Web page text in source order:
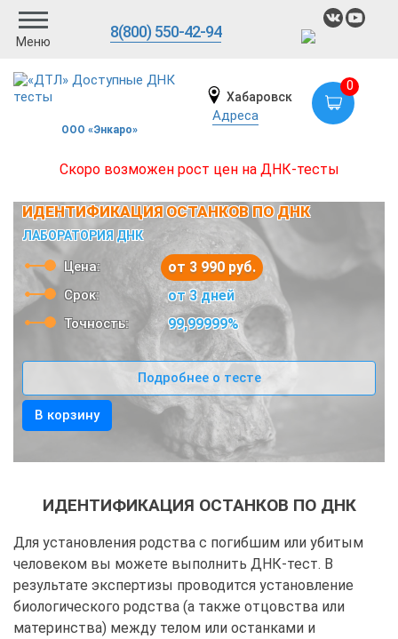
Меню
8(800) 550-42-94
ООО «Энкаро»
Хабаровск
Адреса
0
Скоро возможен рост цен на ДНК-тесты
ИДЕНТИФИКАЦИЯ ОСТАНКОВ ПО ДНК
ЛАБОРАТОРИЯ ДНК
Цена: от 3 990 руб.
Срок: от 3 дней
Точность: 99,99999%
Подробнее о тесте
В корзину
ИДЕНТИФИКАЦИЯ ОСТАНКОВ ПО ДНК
Для установления родства с погибшим или убитым
человеком вы можете выполнить ДНК-тест. В
результате экспертизы проводится установление
биологического родства (а также отцовства или
материнства) между телом или останками и